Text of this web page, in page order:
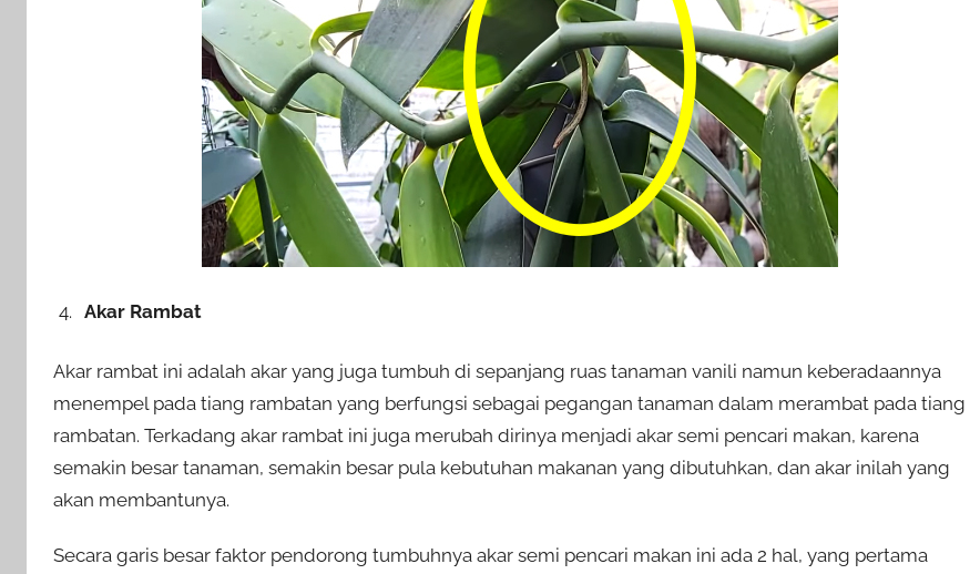
Akar Rambat
Akar rambat ini adalah akar yang juga tumbuh di sepanjang ruas tanaman vanili namun keberadaannya
menempel pada tiang rambatan yang berfungsi sebagai pegangan tanaman dalam merambat pada tiang
rambatan. Terkadang akar rambat ini juga merubah dirinya menjadi akar semi pencari makan, karena
semakin besar tanaman, semakin besar pula kebutuhan makanan yang dibutuhkan, dan akar inilah yang
akan membantunya.
Secara garis besar faktor pendorong tumbuhnya akar semi pencari makan ini ada 2 hal, yang pertama